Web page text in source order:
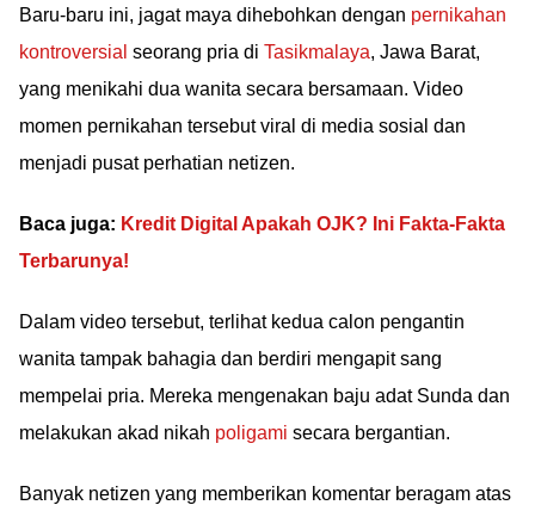
Baru-baru ini, jagat maya dihebohkan dengan pernikahan
kontroversial seorang pria di Tasikmalaya, Jawa Barat,
yang menikahi dua wanita secara bersamaan. Video
momen pernikahan tersebut viral di media sosial dan
menjadi pusat perhatian netizen.
Baca juga: Kredit Digital Apakah OJK? Ini Fakta-Fakta
Terbarunya!
Dalam video tersebut, terlihat kedua calon pengantin
wanita tampak bahagia dan berdiri mengapit sang
mempelai pria. Mereka mengenakan baju adat Sunda dan
melakukan akad nikah poligami secara bergantian.
Banyak netizen yang memberikan komentar beragam atas